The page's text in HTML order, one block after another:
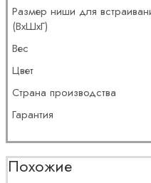
Размер ниши для
(ВхШхГ)
Вес
Цвет
Страна производства
Гарантия
Похожие